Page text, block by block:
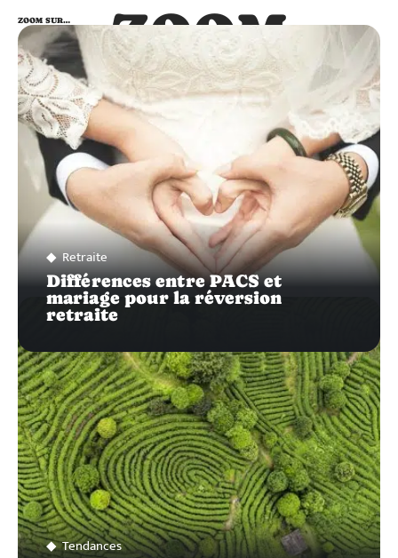
ZOOM
SUR…
ZOOM SUR…
Retraite
Différences entre PACS et
mariage pour la réversion
retraite
Tendances